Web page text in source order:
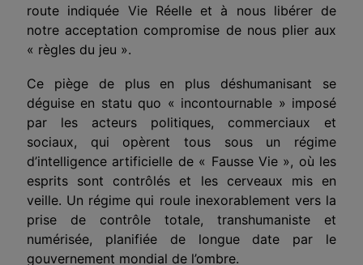
route indiquée Vie Réelle et à nous libérer de
notre acceptation compromise de nous plier aux
« règles du jeu ».
Ce piège de plus en plus déshumanisant se
déguise en statu quo « incontournable » imposé
par les acteurs politiques, commerciaux et
sociaux, qui opèrent tous sous un régime
d’intelligence artificielle de « Fausse Vie », où les
esprits sont contrôlés et les cerveaux mis en
veille. Un régime qui roule inexorablement vers la
prise de contrôle totale, transhumaniste et
numérisée, planifiée de longue date par le
gouvernement mondial de l’ombre.